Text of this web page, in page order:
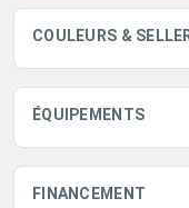
COULEURS &
ÉQUIPEMENTS
FINANCEMENT